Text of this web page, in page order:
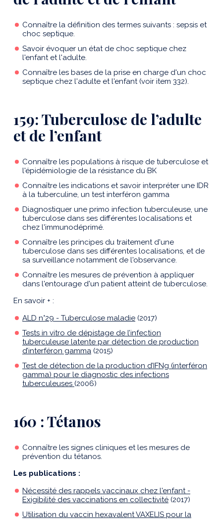
Connaître la définition des termes suivants : sepsis et
choc septique.
Savoir évoquer un état de choc septique chez
l'enfant et l'adulte.
Connaître les bases de la prise en charge d'un choc
septique chez l'adulte et l'enfant (voir item 332).
159: Tuberculose de l’adulte
et de l’enfant
Connaître les populations à risque de tuberculose et
l'épidémiologie de la résistance du BK
Connaître les indications et savoir interpréter une IDR
à la tuberculine, un test interféron gamma
Diagnostiquer une primo infection tuberculeuse, une
tuberculose dans ses différentes localisations et
chez l'immunodéprimé.
Connaître les principes du traitement d'une
tuberculose dans ses différentes localisations, et de
sa surveillance notamment de l'observance.
Connaître les mesures de prévention à appliquer
dans l'entourage d'un patient atteint de tuberculose.
En savoir + :
ALD n°29 - Tuberculose maladie (2017)
Tests in vitro de dépistage de l’infection
tuberculeuse latente par détection de production
d’interféron gamma (2015)
Test de détection de la production d’IFNg (interféron
gamma) pour le diagnostic des infections
tuberculeuses (2006)
160 : Tétanos
Connaître les signes cliniques et les mesures de
prévention du tétanos.
Les publications :
Nécessité des rappels vaccinaux chez l'enfant -
Exigibilité des vaccinations en collectivité (2017)
Utilisation du vaccin hexavalent VAXELIS pour la